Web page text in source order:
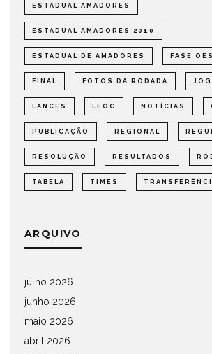
ESTADUAL AMADORES
ESTADUAL AMADORES 2010
ESTADUAL DE AMADORES FASE
FINAL FOTOS DA RODADA
LANCES LEOC NOTÍCIAS
PUBLICAÇÃO REGIONAL
RESOLUÇÃO RESULTADOS
TABELA TIMES
ARQUIVO
julho 2026
junho 2026
maio 2026
abril 2026